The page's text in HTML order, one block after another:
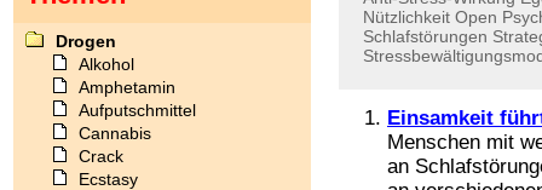
Nützlichkeit Open
Schlafstörungen
Einsamkeit
Menschen mit
an
Drogen
Alkohol
Amphetamin
Aufputschmittel
Cannabis
Crack
Ecstasy